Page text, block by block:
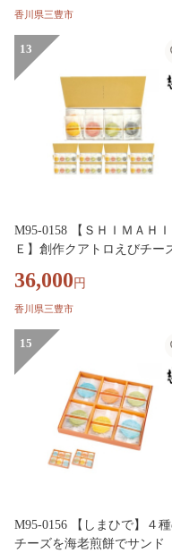
香川県三豊市
13
M95-0158 【ＳＨＩＭＡＨＩ
Ｅ】創作クアトロえびチー
36,000 円
香川県三豊市
15
M95-0156 【しまひで】４
チーズを海老煎餅でサンド